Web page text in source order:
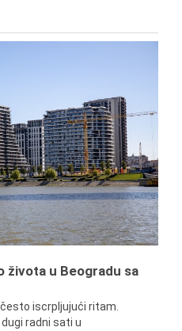
života u Beogradu sa
iscrpljujući ritam.
radni sati u